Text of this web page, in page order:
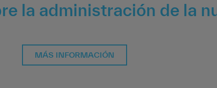
la administración de la
MÁS INFORMACIÓN